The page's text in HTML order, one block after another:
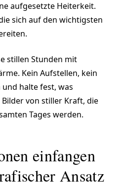
aufgesetzte Heiterkeit.
sich auf den wichtigsten
stillen Stunden mit
Kein Aufstellen, kein
und halte fest, was
von stiller Kraft, die
Tages werden.
einfangen
Ansatz